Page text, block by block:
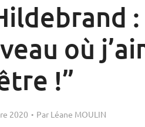
:
où
!”
2020 Par Léane MOULIN